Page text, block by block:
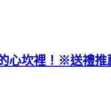
心坎裡！※送禮